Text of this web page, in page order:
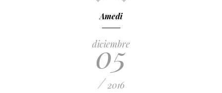
Amedi
diciembre
05
/ 2016